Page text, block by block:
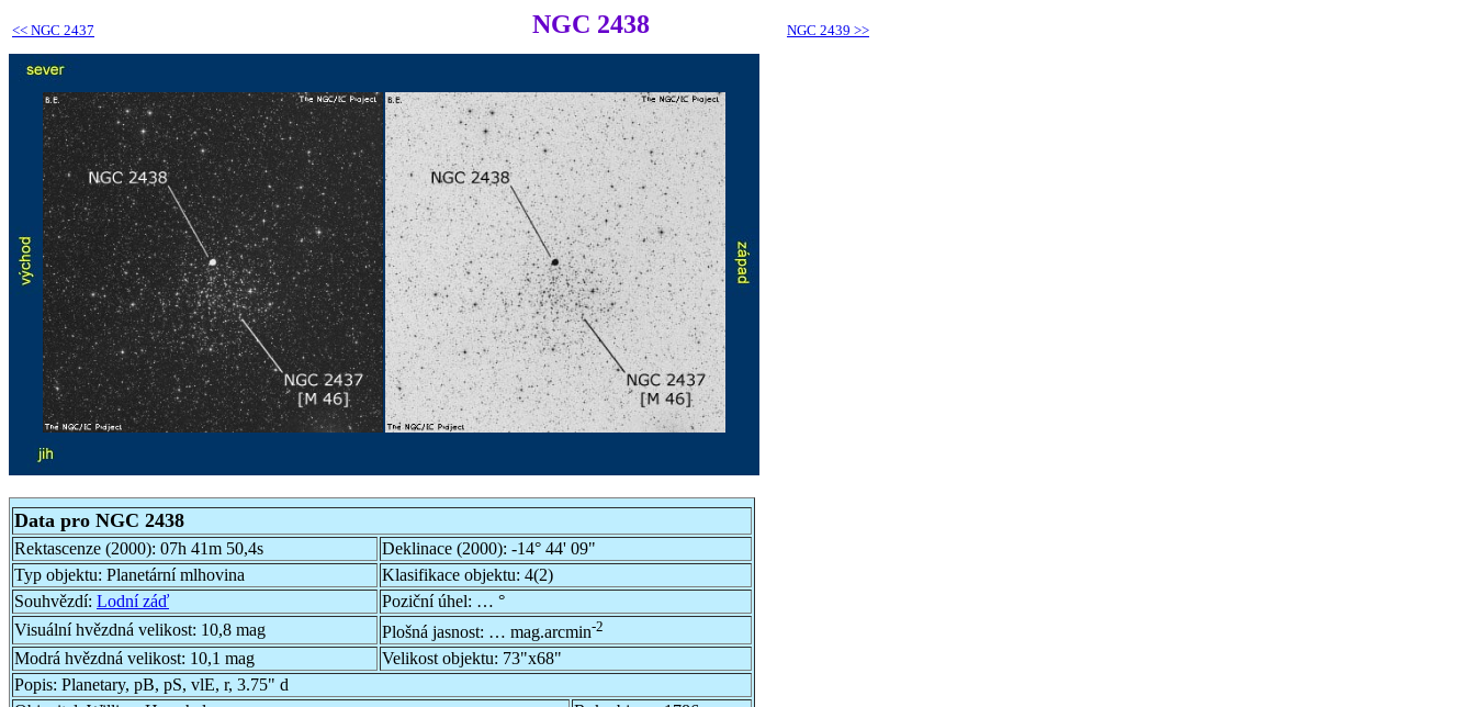
<< NGC 2437 NGC 2438 NGC 2439 >>
Data pro NGC 2438
Rektascenze (2000): 07h 41m 50,4s Deklinace (2000): -14° 44' 09"
Typ objektu: Planetární mlhovina Klasifikace objektu: 4(2)
Souhvězdí: Lodní záď Poziční úhel: … °
Visuální hvězdná velikost: 10,8 mag Plošná jasnost: … mag.arcmin-2
Modrá hvězdná velikost: 10,1 mag Velikost objektu: 73"x68"
Popis: Planetary, pB, pS, vlE, r, 3.75" d